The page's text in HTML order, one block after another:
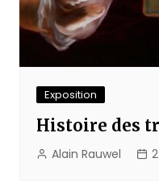
Exposition
Histoire des
Alain Rauwel